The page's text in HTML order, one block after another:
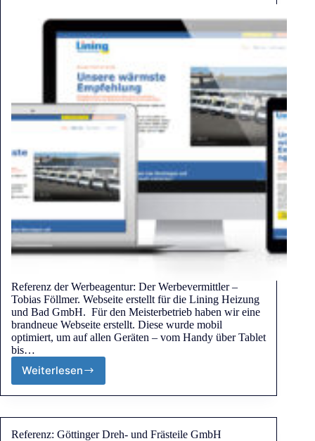
Referenz der Werbeagentur: Der Werbevermittler –
Tobias Föllmer. Webseite erstellt für die Lining Heizung
und Bad GmbH. Für den Meisterbetrieb haben wir eine
brandneue Webseite erstellt. Diese wurde mobil
optimiert, um auf allen Geräten – vom Handy über Tablet
bis…
Weiterlesen
Referenz: Göttinger Dreh- und Frästeile GmbH